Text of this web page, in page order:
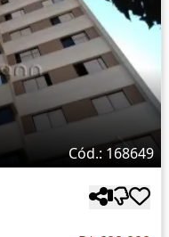
Cód.: 168649